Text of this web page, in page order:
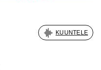
KUUNTELE